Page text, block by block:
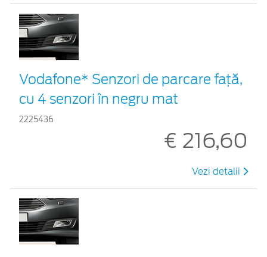
Vodafone* Senzori de parcare față,
cu 4 senzori în negru mat
2225436
€ 216,60
Vezi detalii